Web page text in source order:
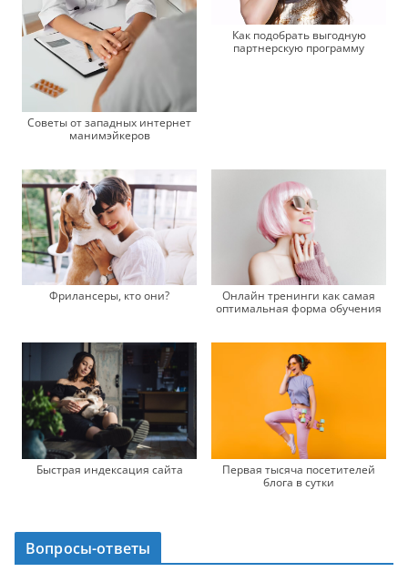
Советы от западных интернет
манимэйкеров
Как подобрать выгодную
партнерскую программу
Фрилансеры, кто они?
Онлайн тренинги как самая
оптимальная форма обучения
Быстрая индексация сайта
Первая тысяча посетителей
блога в сутки
Вопросы-ответы